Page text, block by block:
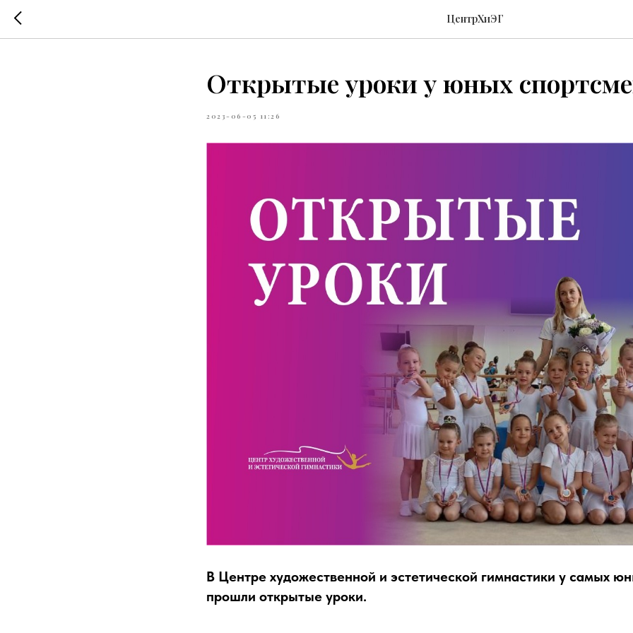
ЦентрХиЭГ
Открытые уроки у юных
2023-06-05 11:26
В Центре художественной и эстетической гимнастики у самых
прошли открытые уроки.